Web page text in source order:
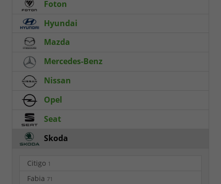
Foton
Hyundai
Mazda
Mercedes-Benz
Nissan
Opel
Seat
Skoda
Citigo 1
Fabia 71